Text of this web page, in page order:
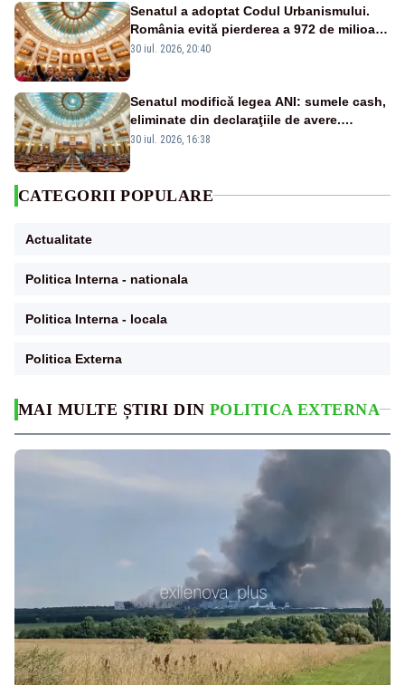
MAI MULTE ȘTIRI DIN POLITICA EXTERNA
Senatul a adoptat Codul Urbanismului.
România evită pierderea a 972 de milioane
de euro din PNRR
30 iul. 2026, 20:40
Senatul modifică legea ANI: sumele cash,
eliminate din declaraţiile de avere.
Amendament cu impact posibil asupra lui
30 iul. 2026, 16:38
CATEGORII POPULARE
Actualitate
Politica Interna - nationala
Politica Interna - locala
Politica Externa